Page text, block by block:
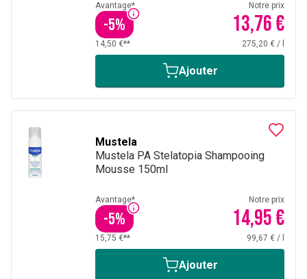
Avantage*
-5%
Notre prix
13,76 €
14,50 €** 275,20 € /
Ajouter
Mustela
Mustela PA Stelatopia Shampooing
Mousse 150ml
Avantage*
-5%
Notre prix
14,95 €
15,75 €** 99,67 € /
Ajouter